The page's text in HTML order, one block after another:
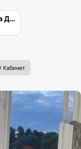
Арефьева Раиса Дмитриевна
Кабинет